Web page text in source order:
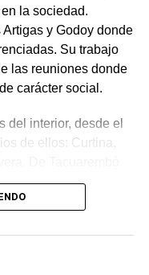
la sociedad.
y Godoy donde
Su trabajo
las reuniones donde
carácter social.
del interior, desde el
de ellos: Curtina,
su sentido de
porque hay cosas
en el día a día.”